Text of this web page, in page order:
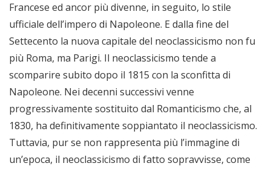
Francese ed ancor più divenne, in seguito, lo stile
ufficiale dell’impero di Napoleone. E dalla fine del
Settecento la nuova capitale del neoclassicismo non fu
più Roma, ma Parigi. Il neoclassicismo tende a
scomparire subito dopo il 1815 con la sconfitta di
Napoleone. Nei decenni successivi venne
progressivamente sostituito dal Romanticismo che, al
1830, ha definitivamente soppiantato il neoclassicismo.
Tuttavia, pur se non rappresenta più l’immagine di
un’epoca, il neoclassicismo di fatto sopravvisse, come